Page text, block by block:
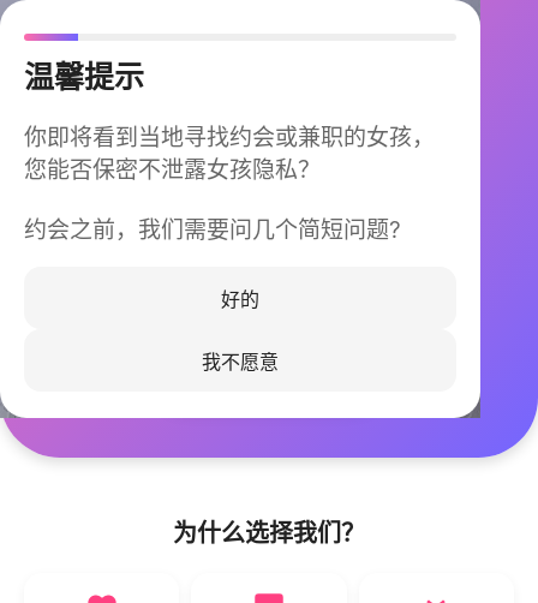
温馨提示
你即将看到当地寻找约会或兼职的女孩，
您能否保密不泄露女孩隐私？
约会之前，我们需要问几个简短问题?
好的
我不愿意
今晚不再孤单
同城快速匹配，马上认识身边的TA
立即下载
为什么选择我们？